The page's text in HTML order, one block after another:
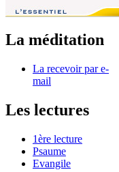
La méditation
La recevoir par e-
mail
Les lectures
1ère lecture
Psaume
Evangile